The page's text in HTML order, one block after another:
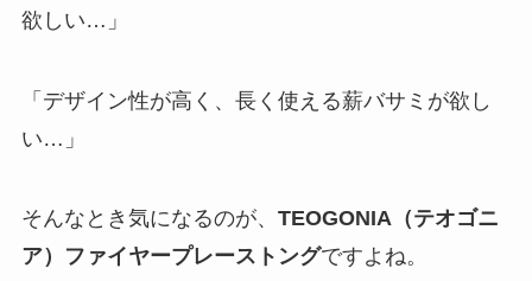
欲しい…」
「デザイン性が高く、長く使える薪バサミが欲し
い…」
そんなとき気になるのが、 TEOGONIA（テオゴニ
ア）ファイヤープレーストングですよね。